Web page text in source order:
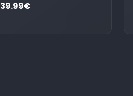
39.99€